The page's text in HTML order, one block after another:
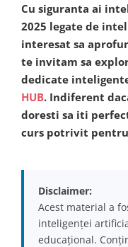
Cu siguranta ai
2025 legate de
interesat sa
te invitam sa
dedicate
HUB. Indiferent
doresti sa iti
curs potrivit
Disclaimer:
Acest material a
inteligenței
educațional.